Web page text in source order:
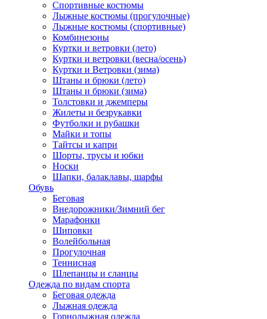
Спортивные костюмы
Лыжные костюмы (прогулочные)
Лыжные костюмы (спортивные)
Комбинезоны
Куртки и ветровки (лето)
Куртки и ветровки (весна/осень)
Куртки и Ветровки (зима)
Штаны и брюки (лето)
Штаны и брюки (зима)
Толстовки и джемперы
Жилеты и безрукавки
Футболки и рубашки
Майки и топы
Тайтсы и капри
Шорты, трусы и юбки
Носки
Шапки, балаклавы, шарфы
Обувь
Беговая
Внедорожники/Зимний бег
Марафонки
Шиповки
Волейбольная
Прогулочная
Теннисная
Шлепанцы и сланцы
Одежда по видам спорта
Беговая одежда
Лыжная одежда
Горнолыжная одежда